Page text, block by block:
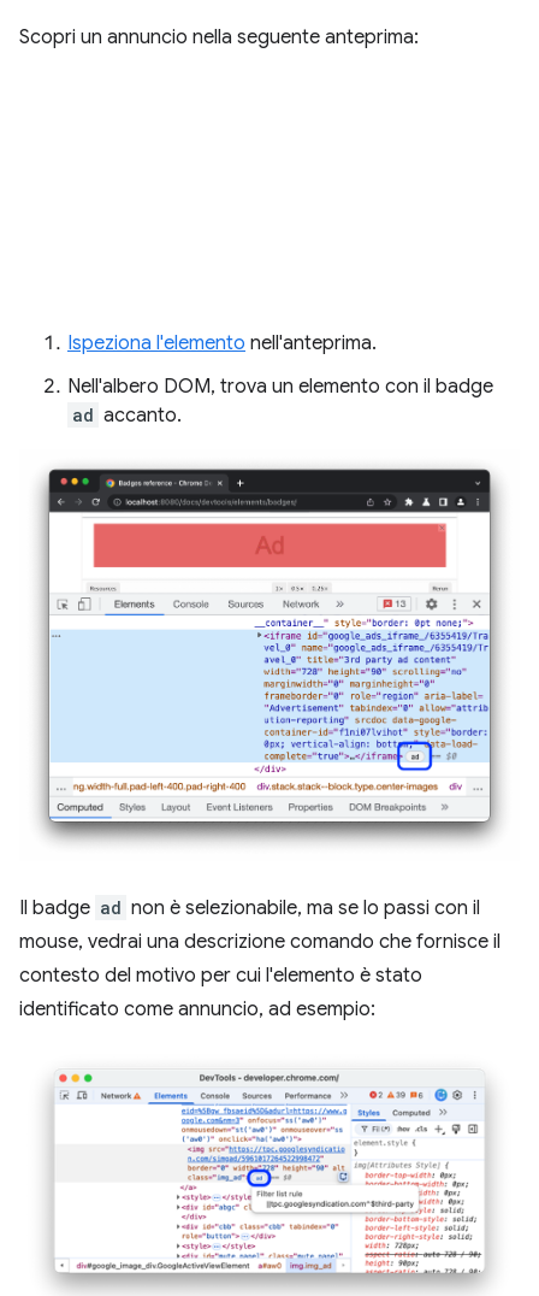
Scopri un annuncio nella seguente anteprima:
Ispeziona l'elemento nell'anteprima.
Nell'albero DOM, trova un elemento con il badge
ad accanto.
Il badge ad non è selezionabile, ma se lo passi con il
mouse, vedrai una descrizione comando che fornisce il
contesto del motivo per cui l'elemento è stato
identificato come annuncio, ad esempio: